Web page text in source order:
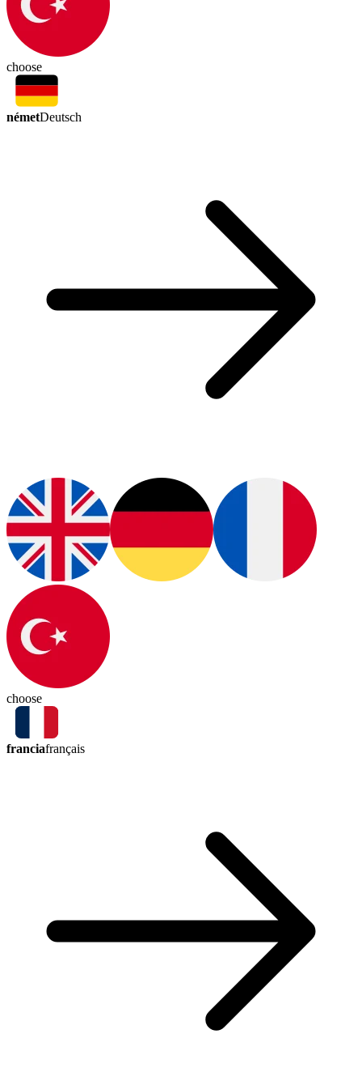
choose
németDeutsch
choose
franciafrançais